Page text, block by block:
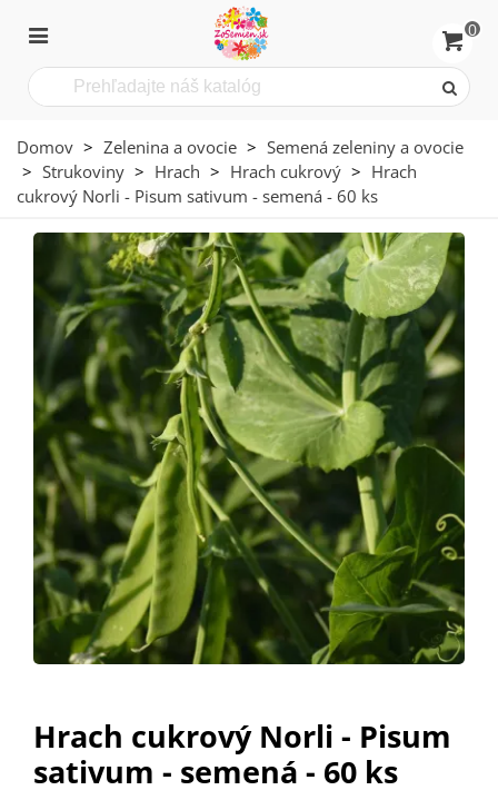
0
Domov > Zelenina a ovocie > Semená zeleniny a ovocie
> Strukoviny > Hrach > Hrach cukrový > Hrach
cukrový Norli - Pisum sativum - semená - 60 ks
Hrach cukrový Norli - Pisum
sativum - semená - 60 ks